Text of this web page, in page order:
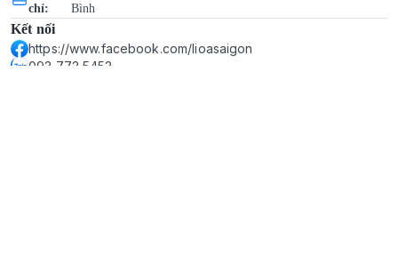
chỉ:
Bình
Kết nối
https://www.facebook.com/lioasaigon
093 773 5453